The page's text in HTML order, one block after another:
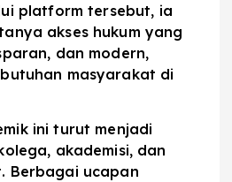
platform tersebut, ia
akses hukum yang
dan modern,
masyarakat di
ini turut menjadi
akademisi, dan
Berbagai ucapan